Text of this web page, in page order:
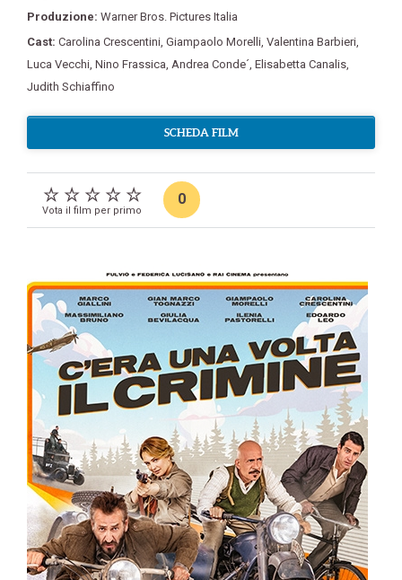
Produzione: Warner Bros. Pictures Italia
Cast: Carolina Crescentini Giampaolo Morelli Valentina Barbieri
Luca Vecchi Nino Frassica Andrea Conde´ Elisabetta Canalis
Judith Schiaffino
SCHEDA FILM
Vota il film per primo
0